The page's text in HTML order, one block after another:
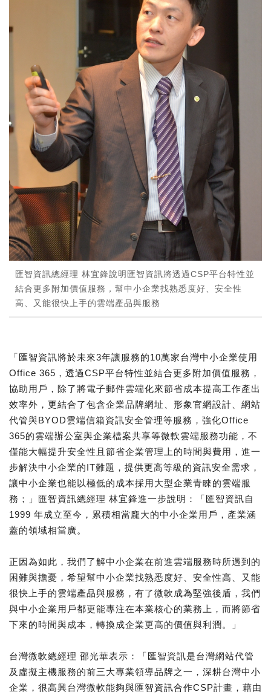
匯智資訊總經理 林宜鋒說明匯智資訊將透過CSP平台特性並
結合更多附加價值服務，幫中小企業找熟悉度好、安全性
高、又能很快上手的雲端產品與服務
「匯智資訊將於未來3年讓服務的10萬家台灣中小企業使用
Office 365，透過CSP平台特性並結合更多附加價值服務，
協助用戶，除了將電子郵件雲端化來節省成本提高工作產出
效率外，更結合了包含企業品牌網址、形象官網設計、網站
代管與BYOD雲端信箱資訊安全管理等服務，強化Office
365的雲端辦公室與企業檔案共享等微軟雲端服務功能，不
僅能大幅提升安全性且節省企業管理上的時間與費用，進一
步解決中小企業的IT難題，提供更高等級的資訊安全需求，
讓中小企業也能以極低的成本採用大型企業青睞的雲端服
務；」匯智資訊總經理 林宜鋒進一步說明：「匯智資訊自
1999 年成立至今，累積相當龐大的中小企業用戶，產業涵
蓋的領域相當廣。
正因為如此，我們了解中小企業在前進雲端服務時所遇到的
困難與擔憂，希望幫中小企業找熟悉度好、安全性高、又能
很快上手的雲端產品與服務，有了微軟成為堅強後盾，我們
與中小企業用戶都更能專注在本業核心的業務上，而將節省
下來的時間與成本，轉換成企業更高的價值與利潤。」
台灣微軟總經理 邵光華表示：「匯智資訊是台灣網站代管
及虛擬主機服務的前三大專業領導品牌之一，深耕台灣中小
企業，很高興台灣微軟能夠與匯智資訊合作CSP計畫，藉由